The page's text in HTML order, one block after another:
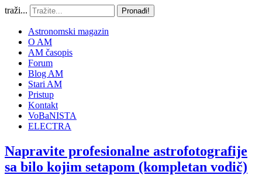
traži... Pronađi!
Astronomski magazin
O AM
AM časopis
Forum
Blog AM
Stari AM
Pristup
Kontakt
VoBaNISTA
ELECTRA
Napravite profesionalne astrofotografije
sa bilo kojim setapom (kompletan vodič)